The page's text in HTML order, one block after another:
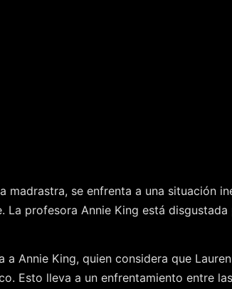
se enfrenta a una situación
profesora Annie King está
Annie King, quien considera que
Esto lleva a un enfrentamiento entre